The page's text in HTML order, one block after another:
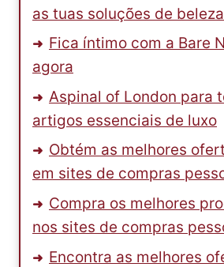
as tuas soluções de
Fica íntimo com a Bare
agora
Aspinal of London para
artigos essenciais de luxo
Obtém as melhores
em sites de compras
Compra os melhores
nos sites de compras
Encontra as melhores